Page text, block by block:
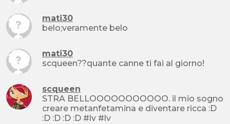
mati30
belo;veramente belo
mati30
scqueen??quante canne ti fai al giorno!
scqueen
STRA BELLOOOOOOOOOOO. il mio sogno
creare metanfetamina e diventare ricca :D
:D :D :D :D #lv #lv